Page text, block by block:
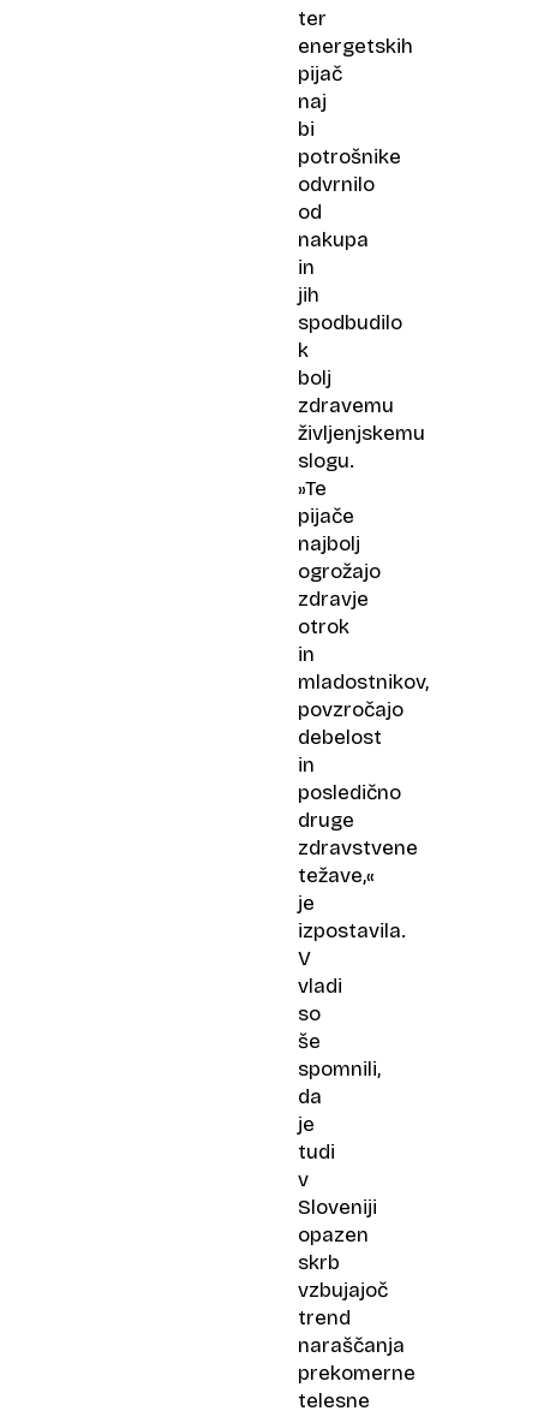
ter
energetskih
pijač
naj
bi
potrošnike
odvrnilo
od
nakupa
in
jih
spodbudilo
k
bolj
zdravemu
življenjskemu
slogu.
»Te
pijače
najbolj
ogrožajo
zdravje
otrok
in
mladostnikov,
povzročajo
debelost
in
posledično
druge
zdravstvene
težave,«
je
izpostavila.
V
vladi
so
še
spomnili,
da
je
tudi
v
Sloveniji
opazen
skrb
vzbujajoč
trend
naraščanja
prekomerne
telesne